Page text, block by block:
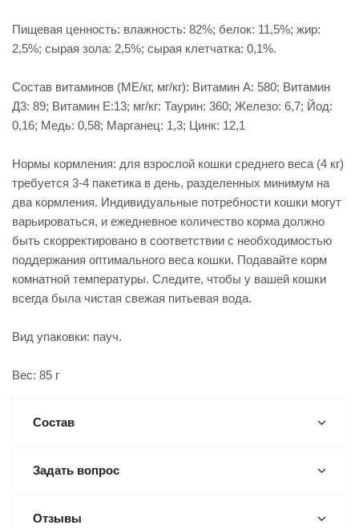
Пищевая ценность: влажность: 82%; белок: 11,5%; жир:
2,5%; сырая зола: 2,5%; сырая клетчатка: 0,1%.
Состав витаминов (МЕ/кг, мг/кг): Витамин A: 580; Витамин
Д3: 89; Витамин E:13; мг/кг: Таурин: 360; Железо: 6,7; Йод:
0,16; Медь: 0,58; Марганец: 1,3; Цинк: 12,1
Нормы кормления: для взрослой кошки среднего веса (4 кг)
требуется 3-4 пакетика в день, разделенных минимум на
два кормления. Индивидуальные потребности кошки могут
варьироваться, и ежедневное количество корма должно
быть скорректировано в соответствии с необходимостью
поддержания оптимального веса кошки. Подавайте корм
комнатной температуры. Следите, чтобы у вашей кошки
всегда была чистая свежая питьевая вода.
Вид упаковки: пауч.
Вес: 85 г
Состав
Задать вопрос
Отзывы